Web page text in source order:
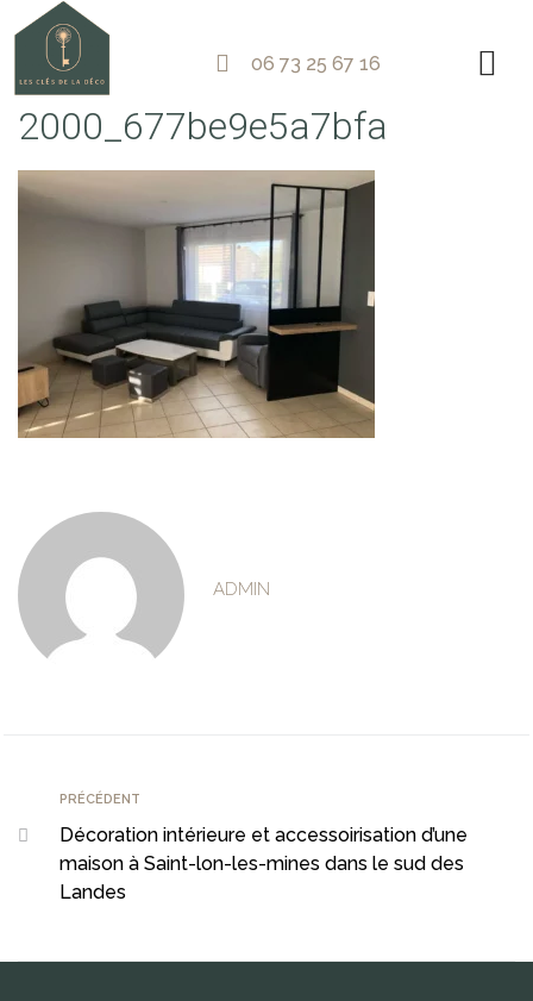
06 73 25 67 16
2000_677be9e5a7bfa
ADMIN
PRÉCÉDENT
Décoration intérieure et accessoirisation d’une
maison à Saint-lon-les-mines dans le sud des
Landes